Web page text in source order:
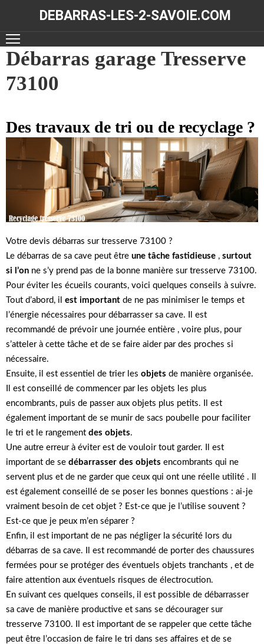
DEBARRAS-LES-2-SAVOIE.COM
ACCUEIL
DÉBARRAS
CONTACT
Débarras garage Tresserve
73100
Des travaux de tri ou de recyclage ?
Votre devis débarras sur tresserve 73100 ?
Le débarras de sa cave peut être une tâche fastidieuse , surtout
si l’on ne s’y prend pas de la bonne manière sur tresserve 73100.
Pour éviter les écueils courants, voici quelques conseils à suivre.
Tout d’abord, il est important de ne pas minimiser le temps et
l’énergie nécessaires pour débarrasser sa cave. Il est
recommandé de prévoir une journée entière , voire plus, pour
s’atteler à cette tâche et de se faire aider par des proches si
nécessaire.
Ensuite, il est essentiel de trier les objets de manière organisée.
Il est conseillé de commencer par les objets les plus
encombrants, puis de passer aux objets plus petits. Il est
également important de se munir de sacs poubelle pour faciliter
le tri et le rangement des objets.
Une autre erreur à éviter est de vouloir tout garder. Il est
important de se débarrasser des objets encombrants qui ne
servent plus et de ne garder que ceux qui ont une réelle utilité . Il
est également conseillé de se poser les bonnes questions : ai-je
vraiment besoin de cet objet ? Est-ce que je l’utilise souvent ?
Est-ce que je peux m’en séparer ?
Enfin, il est important de ne pas négliger la sécurité lors du
débarras de sa cave. Il est recommandé de porter des chaussures
fermées pour se protéger des éventuels objets tranchants , et de
faire attention aux éventuels risques de électrocution.
En suivant ces quelques conseils, il est possible de débarrasser
sa cave de manière productive et sans se décourager sur
tresserve 73100. Il est important de se rappeler que cette tâche
peut être l’occasion de faire le tri dans ses affaires et de se